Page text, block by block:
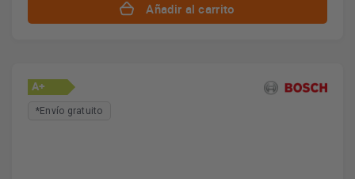
Añadir al carrito
A+
*Envío gratuito